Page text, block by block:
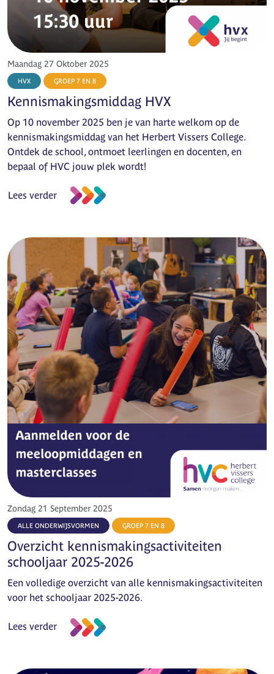
Maandag 27 Oktober 2025
HVX GROEP 7 EN 8
Kennismakingsmiddag HVX
Op 10 november 2025 ben je van harte welkom op de
kennismakingsmiddag van het Herbert Vissers College.
Ontdek de school, ontmoet leerlingen en docenten, en
bepaal of HVC jouw plek wordt!
Lees verder
Zondag 21 September 2025
ALLE ONDERWIJSVORMEN GROEP 7 EN 8
Overzicht kennismakingsactiviteiten
schooljaar 2025-2026
Een volledige overzicht van alle kennismakingsactiviteiten
voor het schooljaar 2025-2026.
Lees verder